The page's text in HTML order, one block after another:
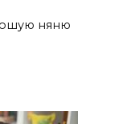
няню